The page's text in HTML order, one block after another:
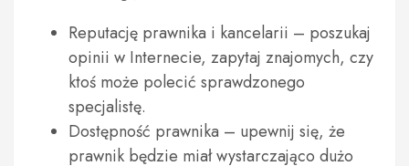
Reputację prawnika i kancelarii – poszukaj
opinii w Internecie, zapytaj znajomych, czy
ktoś może polecić sprawdzonego
specjalistę.
Dostępność prawnika – upewnij się, że
prawnik będzie miał wystarczająco dużo